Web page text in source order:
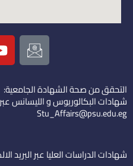
I
c
o
n
-
e
i
التحقق من صحة الشهادة الجامعية:
شهادات البكالوريوس و الليسانس عبر
Stu_Affairs@psu.edu.eg
شهادات الدراسات العليا عبر البريد